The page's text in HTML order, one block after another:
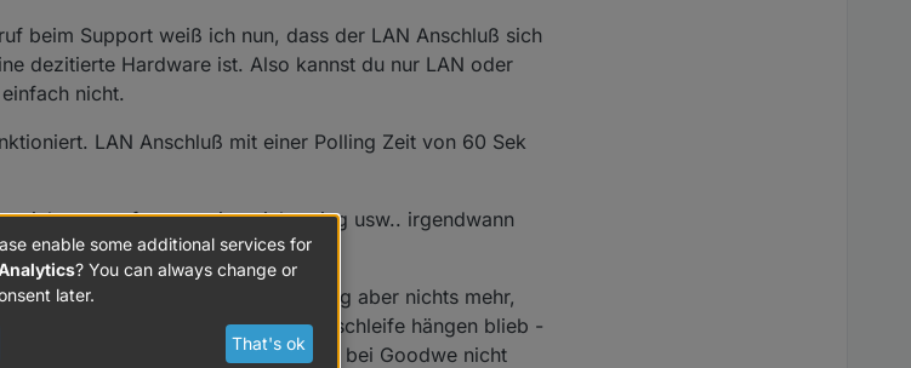
beim Support weiß ich nun, dass der LAN Anschluß sich
dezitierte Hardware ist. Also kannst du nur LAN oder
nicht.
LAN Anschluß mit einer Polling Zeit von 60 Sek
zicken angefangen. ging nicht, ging usw.. irgendwann
einen Reset machen konnte.
LS des Wechselrichters. Dann ging aber nichts mehr,
und der WR somit in einer Bootschleife hängen blieb -
Stringspannung hat - das geht bei Goodwe nicht
enable some additional services for
? You can always change or
later.
That's ok